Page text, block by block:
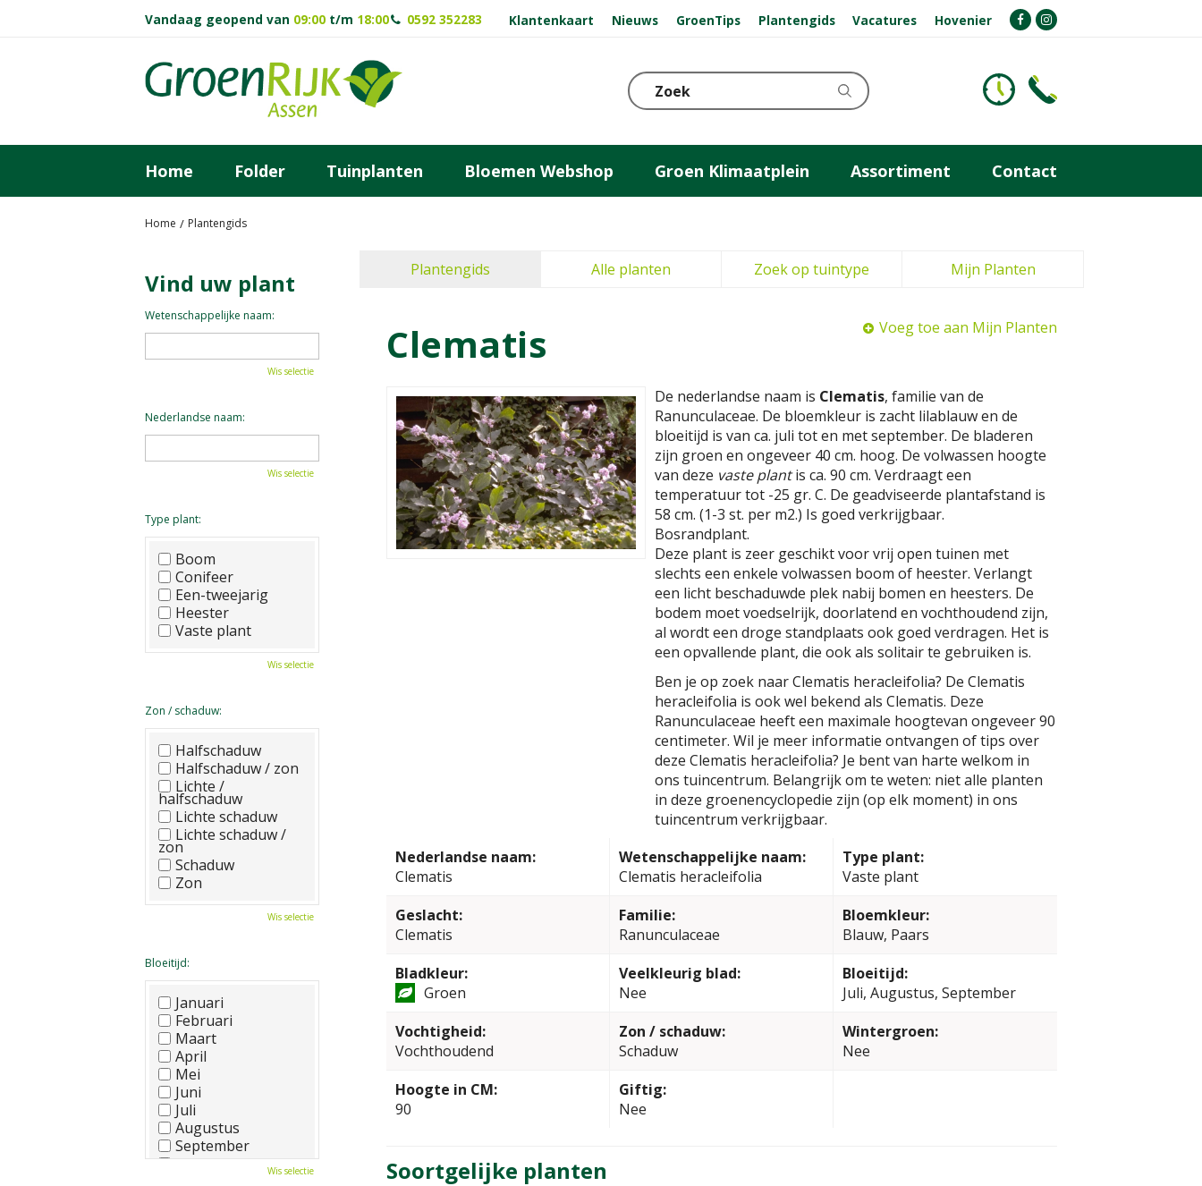
Home Plantengids
Vandaag geopend van 09:00 t/m 18:00 0592 352283 Klantenkaart Nieuws GroenTips Plantengids Vacatures Hovenier
Home Folder Tuinplanten Bloemen Webshop Groen Klimaatplein Assortiment Contact
Plantengids Alle planten Zoek op tuintype Mijn Planten
Clematis Voeg toe aan Mijn Planten
De nederlandse naam is Clematis, familie van de
Ranunculaceae. De bloemkleur is zacht lilablauw en de
bloeitijd is van ca. juli tot en met september. De bladeren
zijn groen en ongeveer 40 cm. hoog. De volwassen hoogte
van deze vaste plantis ca. 90 cm. Verdraagt een
temperatuur tot -25 gr. C. De geadviseerde plantafstand is
58 cm. (1-3 st. per m2.) Is goed verkrijgbaar.
Bosrandplant.
Deze plant is zeer geschikt voor vrij open tuinen met
slechts een enkele volwassen boom of heester. Verlangt
een licht beschaduwde plek nabij bomen en heesters. De
bodem moet voedselrijk, doorlatend en vochthoudend zijn,
al wordt een droge standplaats ook goed verdragen. Het is
een opvallende plant, die ook als solitair te gebruiken is.
Ben je op zoek naar Clematis heracleifolia? De Clematis
heracleifolia is ook wel bekend als Clematis. Deze
Ranunculaceae heeft een maximale hoogtevan ongeveer 90
centimeter. Wil je meer informatie ontvangen of tips over
deze Clematis heracleifolia? Je bent van harte welkom in
ons tuincentrum. Belangrijk om te weten: niet alle planten
in deze groenencyclopedie zijn (op elk moment) in ons
tuincentrum verkrijgbaar.
Nederlandse naam:
Clematis
Wetenschappelijke naam:
Clematis heracleifolia
Type plant:
Vaste plant
Geslacht:
Clematis
Familie:
Ranunculaceae
Bloemkleur:
Blauw, Paars
Bladkleur:
Groen
Veelkleurig blad:
Nee
Bloeitijd:
Juli, Augustus, September
Vochtigheid:
Vochthoudend
Zon / schaduw:
Schaduw
Wintergroen:
Nee
Hoogte in CM:
90
Giftig:
Nee
Soortgelijke planten
Vind uw plant
Wetenschappelijke naam:
Wis selectie
Nederlandse naam:
Wis selectie
Type plant:
Boom
Conifeer
Een-tweejarig
Heester
Vaste plant
Wis selectie
Zon / schaduw:
Halfschaduw
Halfschaduw / zon
Lichte /
halfschaduw
Lichte schaduw
Lichte schaduw /
zon
Schaduw
Zon
Wis selectie
Bloeitijd:
Januari
Februari
Maart
April
Mei
Juni
Juli
Augustus
September
Oktober
Wis selectie